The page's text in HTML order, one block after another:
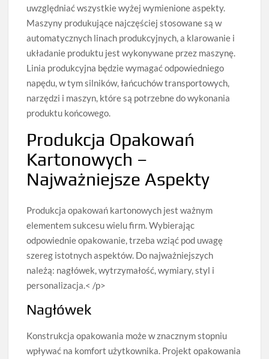
uwzględniać wszystkie wyżej wymienione aspekty.
Maszyny produkujące najczęściej stosowane są w
automatycznych linach produkcyjnych, a klarowanie i
układanie produktu jest wykonywane przez maszynę.
Linia produkcyjna będzie wymagać odpowiedniego
napędu, w tym silników, łańcuchów transportowych,
narzędzi i maszyn, które są potrzebne do wykonania
produktu końcowego.
Produkcja Opakowań
Kartonowych –
Najważniejsze Aspekty
Produkcja opakowań kartonowych jest ważnym
elementem sukcesu wielu firm. Wybierając
odpowiednie opakowanie, trzeba wziąć pod uwagę
szereg istotnych aspektów. Do najważniejszych
należą: nagłówek, wytrzymałość, wymiary, styl i
personalizacja.< /p>
Nagłówek
Konstrukcja opakowania może w znacznym stopniu
wpływać na komfort użytkownika. Projekt opakowania